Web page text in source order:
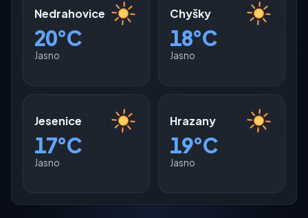
Nedrahovice
20°C
Jasno
Chyšky
18°C
Jasno
Jesenice
17°C
Jasno
Hrazany
19°C
Jasno